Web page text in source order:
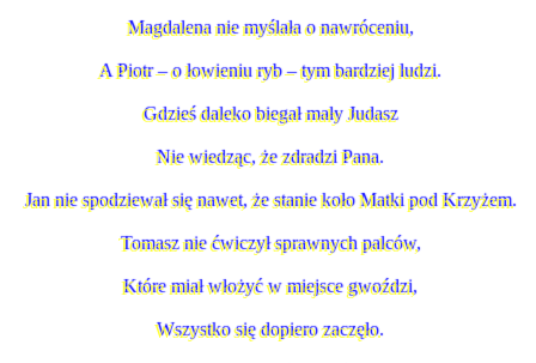
Magdalena nie myślała o nawróceniu,
A Piotr – o łowieniu ryb – tym bardziej ludzi.
Gdzieś daleko biegał mały Judasz
Nie wiedząc, że zdradzi Pana.
Jan nie spodziewał się nawet, że stanie koło Matki pod Krzyżem.
Tomasz nie ćwiczył sprawnych palców,
Które miał włożyć w miejsce gwoździ,
Wszystko się dopiero zaczęło.